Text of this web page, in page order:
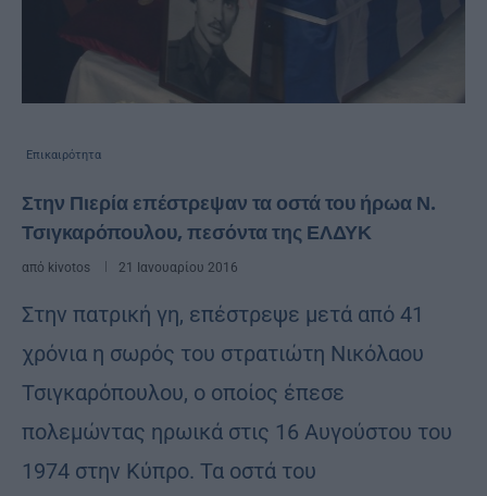
Επικαιρότητα
Στην Πιερία επέστρεψαν τα οστά του ήρωα Ν.
Τσιγκαρόπουλου, πεσόντα της ΕΛΔΥΚ
από kivotos 21 Ιανουαρίου 2016
Στην πατρική γη, επέστρεψε μετά από 41
χρόνια η σωρός του στρατιώτη Νικόλαου
Τσιγκαρόπουλου, ο οποίος έπεσε
πολεμώντας ηρωικά στις 16 Αυγούστου του
1974 στην Κύπρο. Τα οστά του